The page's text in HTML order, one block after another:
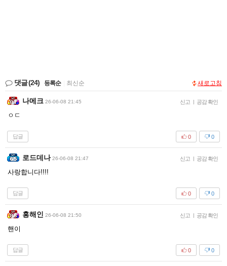
댓글(24) 등록순 최신순 새로고침
나메크 26-06-08 21:45 신고 | 공감 확인
ㅇㄷ
답글 0
0
로드데나 26-06-08 21:47 신고 | 공감 확인
사랑합니다!!!!
답글 0
0
홍해인 26-06-08 21:50 신고 | 공감 확인
핸이
답글 0
0